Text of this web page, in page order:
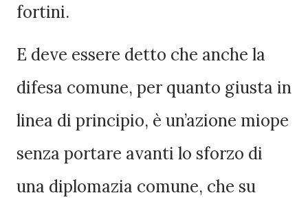
fortini.
E deve essere detto che anche la
difesa comune, per quanto giusta in
linea di principio, è un’azione miope
senza portare avanti lo sforzo di
una diplomazia comune, che su